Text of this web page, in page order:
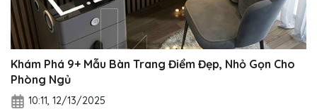
Khám Phá 9+ Mẫu Bàn Trang Điểm Đẹp, Nhỏ Gọn Cho
Phòng Ngủ
10:11, 12/13/2025